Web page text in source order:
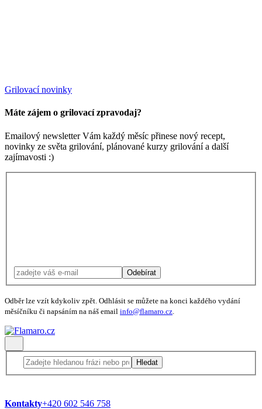
Grilovací novinky
Máte zájem o grilovací zpravodaj?
Emailový newsletter Vám každý měsíc přinese nový recept,
novinky ze světa grilování, plánované kurzy grilování a další
zajímavosti :)
Odebírat
Odběr lze vzít kdykoliv zpět. Odhlásit se můžete na konci každého vydání
měsíčníku či napsáním na náš email info@flamaro.cz.
Hledat
Kontakty+420 602 546 758